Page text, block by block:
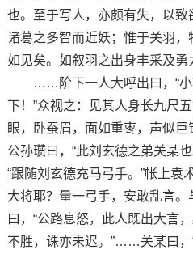
也。至于写人，亦颇有失，以
诸葛之多智而近妖；惟于关羽
如见矣。如叙羽之出身丰采及勇
……阶下一人大呼出曰，“小
下！”众视之：见其人身长九尺
眼，卧蚕眉，面如重枣，声似巨
公孙瓒曰，“此刘玄德之弟关某
“跟随刘玄德充马弓手。”帐上袁
大将耶？量一弓手，安敢乱言。
曰，“公路息怒，此人既出大言
不胜，诛亦未迟。”……关某曰，